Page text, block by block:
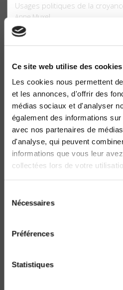
Ce site web utilise des cookies
Les cookies nous permettent
et les annonces, d'offrir des
médias sociaux et d'analyser
également des informations
avec nos partenaires de
d'analyse, qui peuvent
informations que vous leur
collectées lors de votre
Nécessaires
Préférences
Statistiques
Usages politiques de la
Anne Muxel
La démocratie de l'entre-